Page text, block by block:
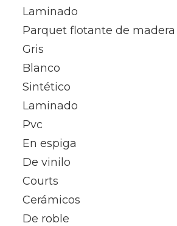
Laminado
Parquet flotante de madera
Gris
Blanco
Sintético
Laminado
Pvc
En espiga
De vinilo
Courts
Cerámicos
De roble